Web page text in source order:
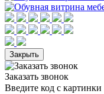
Закрыть
Заказать звонок
Введите код с картинки